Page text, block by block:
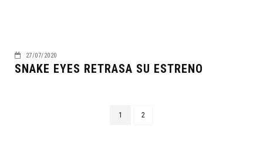
27/07/2020
SNAKE EYES RETRASA SU ESTRENO
1 2